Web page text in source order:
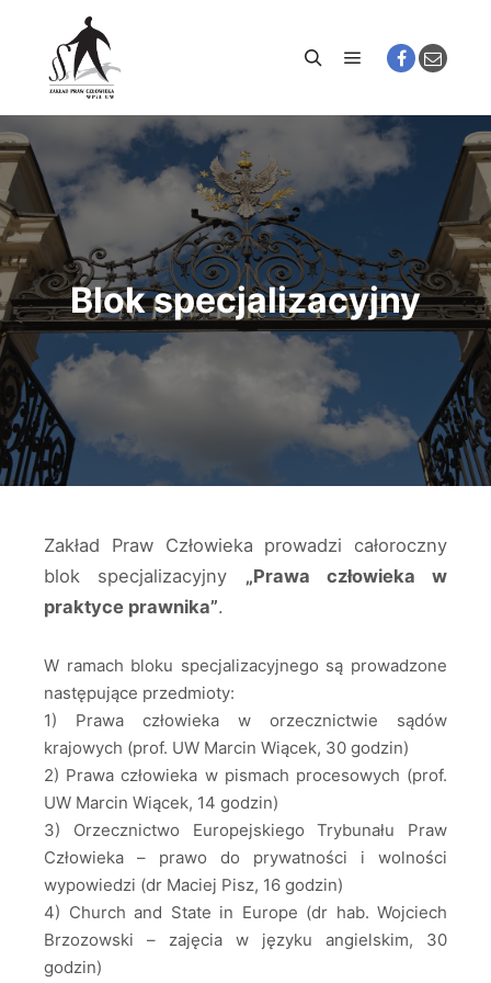
Blok specjalizacyjny
Zakład Praw Człowieka prowadzi całoroczny
blok specjalizacyjny „Prawa człowieka w
praktyce prawnika”.
W ramach bloku specjalizacyjnego są prowadzone
następujące przedmioty:
1) Prawa człowieka w orzecznictwie sądów
krajowych (prof. UW Marcin Wiącek, 30 godzin)
2) Prawa człowieka w pismach procesowych (prof.
UW Marcin Wiącek, 14 godzin)
3) Orzecznictwo Europejskiego Trybunału Praw
Człowieka – prawo do prywatności i wolności
wypowiedzi (dr Maciej Pisz, 16 godzin)
4) Church and State in Europe (dr hab. Wojciech
Brzozowski – zajęcia w języku angielskim, 30
godzin)